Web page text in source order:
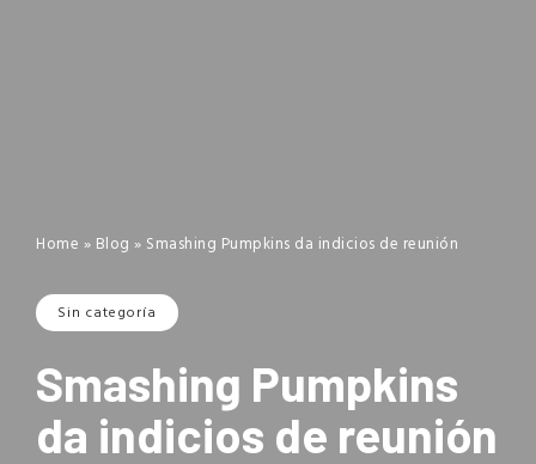
Home » Blog » Smashing Pumpkins da indicios de reunión
Sin categoría
Smashing Pumpkins
da indicios de reunión